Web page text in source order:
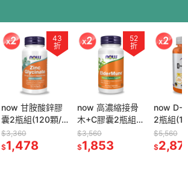
52
折
now 高濃縮接骨
木+C膠囊2瓶組
(90顆/瓶)
$3,560
$1,853
51
折
now D-核糖膠囊
2瓶組(120顆/瓶)
$5,560
$2,873
now 綜
膠囊2瓶
顆/瓶)
$3,160
$